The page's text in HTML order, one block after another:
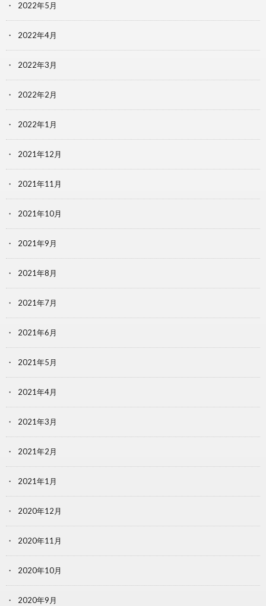
2022年5月
2022年4月
2022年3月
2022年2月
2022年1月
2021年12月
2021年11月
2021年10月
2021年9月
2021年8月
2021年7月
2021年6月
2021年5月
2021年4月
2021年3月
2021年2月
2021年1月
2020年12月
2020年11月
2020年10月
2020年9月